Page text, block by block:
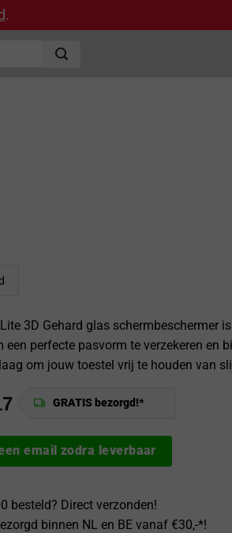
.
3D Gehard glas schermbeschermer
een perfecte pasvorm te verzekeren en
om jouw toestel vrij te houden van
GRATIS bezorgd!*
email zodra leverbaar
besteld? Direct verzonden!
binnen NL en BE vanaf €30,-*!